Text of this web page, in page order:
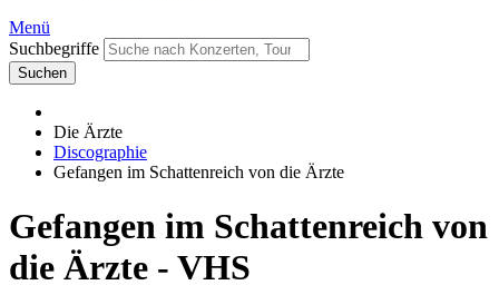
Menü
Suchbegriffe
Suchen
Die Ärzte
Discographie
Gefangen im Schattenreich von die Ärzte
Gefangen im Schattenreich von
die Ärzte - VHS